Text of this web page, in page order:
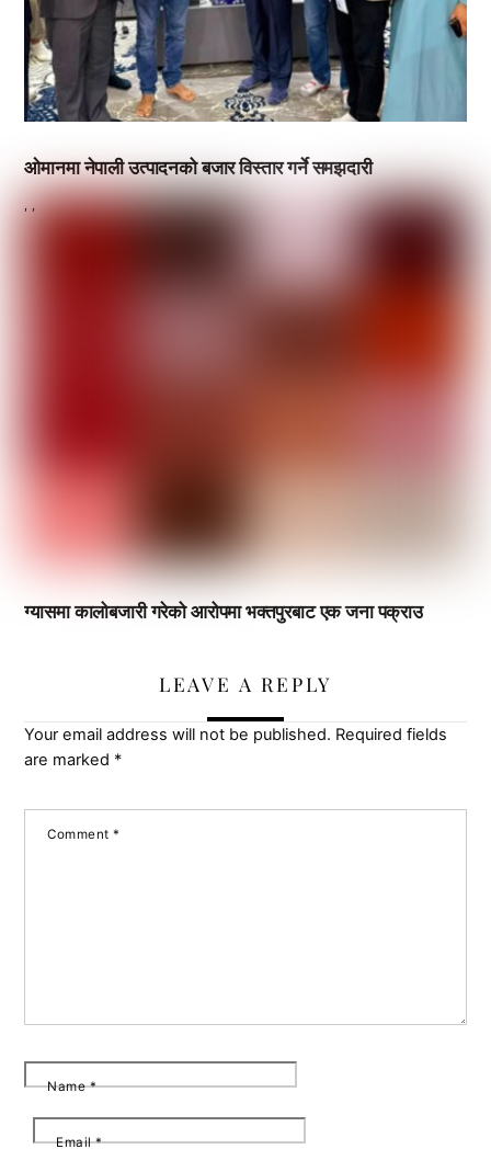
ओमानमा नेपाली उत्पादनको बजार विस्तार गर्ने समझदारी
, ,
ग्यासमा कालोबजारी गरेको आरोपमा भक्तपुरबाट एक जना पक्राउ
LEAVE A REPLY
Your email address will not be published. Required fields
are marked *
Comment*
Name*
Email*